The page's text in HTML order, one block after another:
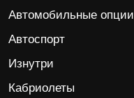
Автомобильные опции
Автоспорт
Изнутри
Кабриолеты